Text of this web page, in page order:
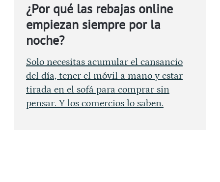
¿Por qué las rebajas online
empiezan siempre por la
noche?
Solo necesitas acumular el cansancio
del día, tener el móvil a mano y estar
tirada en el sofá para comprar sin
pensar. Y los comercios lo saben.